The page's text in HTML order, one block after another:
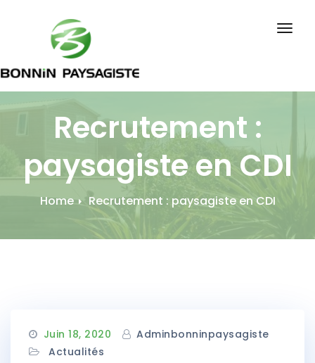
Recrutement :
paysagiste en CDI
Home Recrutement : paysagiste en CDI
Juin 18, 2020
Adminbonninpaysagiste
Actualités